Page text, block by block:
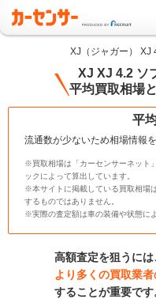
XJ（ジャガー） XJ
XJ XJ 4.2 ソ
平均買取相場
平
流通数が少ないため相場情報
※買取相場は「カーセンサーネット
ックによって算出しています。
※本サイトに掲載している買取相場
するものではありません。
※実際の査定額は車の装備や状態に
高額査定を狙うには
より多くの買取業
することが重要です